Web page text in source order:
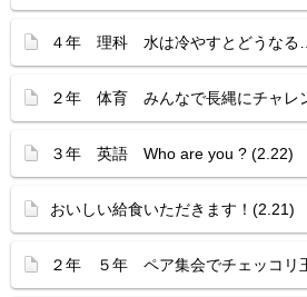
４年 理科 水は冷やすとどうなる
２年 体育 みんなで長縄にチャレ
３年 英語 Who are you ? (2.22)
おいしい給食いただきます！(2.21)
２年 ５年 ペア集会でチェッコリ